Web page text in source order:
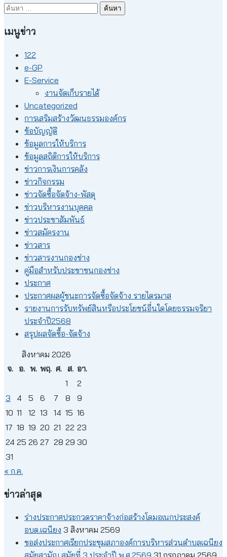
ค้นหา
เมนูข่าว
122
e-GP
E-Service
งานจัดเก็บรายได้
Uncategorized
การเสริมสร้างวัฒนธรรมองค์กร
ข้อบัญญัติ
ข้อมูลการให้บริการ
ข้อมูลสถิติการให้บริการ
ข่าวการเงินการคลัง
ข่าวกิจกรรม
ข่าวจัดซื้อจัดจ้าง-พัสดุ
ข่าวบริหารงานบุคคล
ข่าวประชาสัมพันธ์
ข่าวสมัครงาน
ข่าวสาร
ข่าวสารงานกองช่าง
คู่มือสำหรับประชาชนกองช่าง
ประกาศ
ประกาศผลผู้ชนะการจัดซื้อจัดจ้าง รายไตรมาส
รายงานการรับทรัพย์สินหรือประโยชน์อื่นใดโดยธรรมจริยา
ประจำปี2568
สรุปผลจัดซื้อ-จัดจ้าง
สิงหาคม 2026
จ. อ. พ. พฤ. ศ. ส. อา.
1
2
3
4 5 6 7 8
9
10 11 12 13 14 15 16
17 18 19 20 21 22 23
24 25 26 27 28 29 30
31
« ก.ค.
ข่าวล่าสุด
ร่างประกาศประกวดราคาจ้างก่อสร้างโดมอเนกประสงค์
อบต.เฉนียง 3 สิงหาคม 2569
ขอส่งประกาศเรียกประชุมสภาองค์การบริหารส่วนตำบลเฉนียง